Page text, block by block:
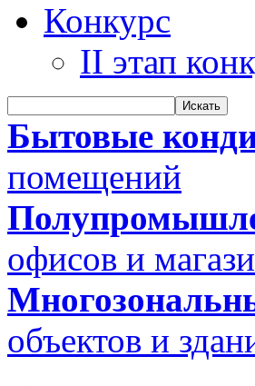
Конкурс
II этап
Бытовые
помещений
офисов и
объектов и